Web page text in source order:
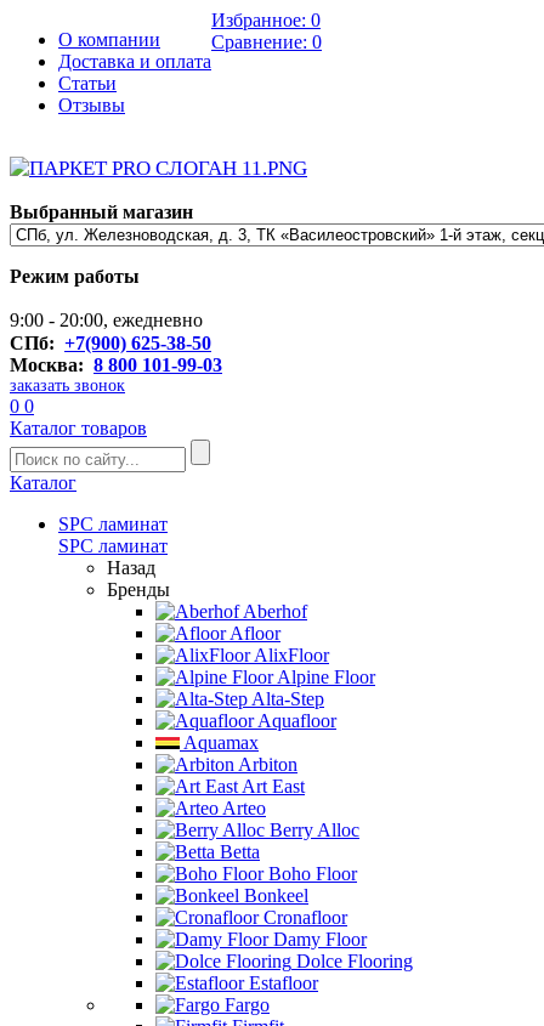
О компании
Доставка и оплата
Статьи
Отзывы
Избранное: 0
Сравнение: 0
Выбранный магазин
Режим работы
9:00 - 20:00, ежедневно
СПб: +7(900) 625-38-50
Москва: 8 800 101-99-03
заказать звонок
0 0
Каталог товаров
Каталог
SPC ламинат
SPC ламинат
Назад
Бренды
Aberhof
Afloor
AlixFloor
Alpine Floor
Alta-Step
Aquafloor
Aquamax
Arbiton
Art East
Arteo
Berry Alloc
Betta
Boho Floor
Bonkeel
Cronafloor
Damy Floor
Dolce Flooring
Estafloor
Fargo